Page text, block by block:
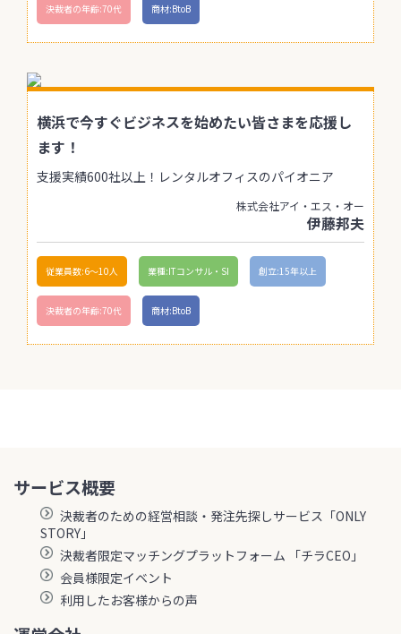
決裁者の年齢:70代 商材:BtoB
横浜で今すぐビジネスを始めたい皆さまを応援し
ます！
支援実績600社以上！レンタルオフィスのパイオニア
株式会社アイ・エス・オー
伊藤邦夫
従業員数:6～10人 業種:ITコンサル・SI 創立:15年以上
決裁者の年齢:70代 商材:BtoB
サービス概要
決裁者のための経営相談・発注先探しサービス「ONLY
STORY」
決裁者限定マッチングプラットフォーム 「チラCEO」
会員様限定イベント
利用したお客様からの声